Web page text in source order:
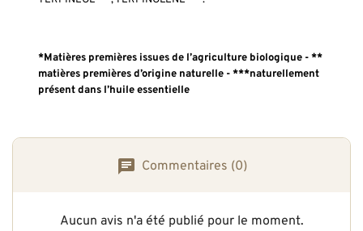
*Matières premières issues de l’agriculture biologique - **
matières premières d’origine naturelle -***naturellement
présent dans l’huile essentielle
Commentaires (0)
Aucun avis n'a été publié pour le moment.